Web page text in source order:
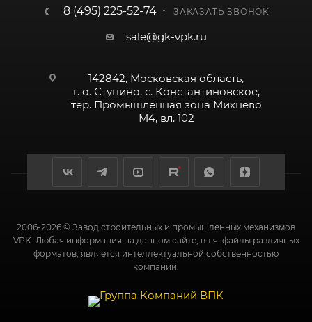
8 (495) 225-52-74 ЗАКАЗАТЬ ЗВОНОК
sale@gk-vpk.ru
142842, Московская область,
г. о. Ступино, с. Константиновское,
тер. Промышленная зона Михнево
М4, вл. 102
2006-2026 © Завод строительных и промышленных механизмов
VPK. Любая информация на данном сайте, в т.ч. файлы различных
форматов, является интеллектуальной собственностью
компании.